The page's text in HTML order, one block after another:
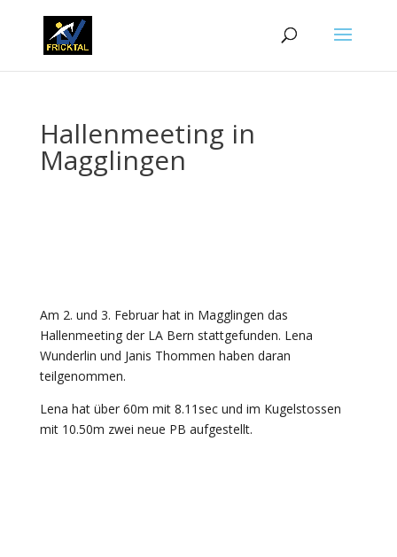
Hallenmeeting in
Magglingen
Am 2. und 3. Februar hat in Magglingen das
Hallenmeeting der LA Bern stattgefunden. Lena
Wunderlin und Janis Thommen haben daran
teilgenommen.
Lena hat über 60m mit 8.11sec und im Kugelstossen
mit 10.50m zwei neue PB aufgestellt.